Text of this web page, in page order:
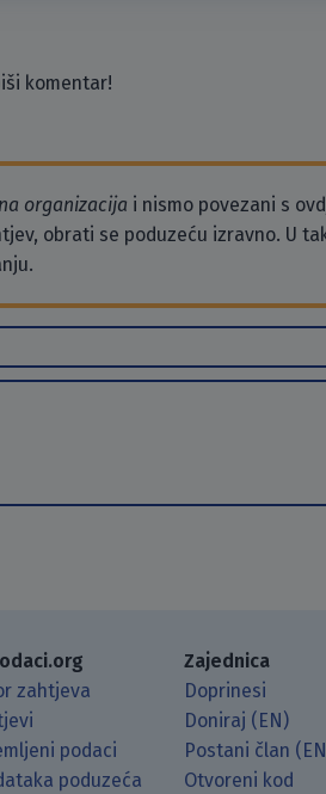
komentar!
organizacija i nismo povezani s
obrati se poduzeću izravno. U
zahtjeva
podaci
poduzeća
Zajednica
Doprinesi
Doniraj (EN)
Postani član
Otvoreni kod